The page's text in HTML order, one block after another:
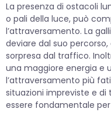
La presenza di ostacoli
o pali della luce, può
l’attraversamento. La
deviare dal suo
sorpresa dal traffico.
una maggiore energia e
l’attraversamento più
situazioni impreviste e
essere fondamentale